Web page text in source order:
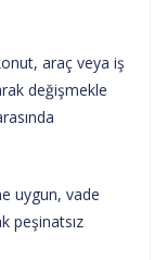
araç veya iş
değişmekle
uygun, vade
peşinatsız